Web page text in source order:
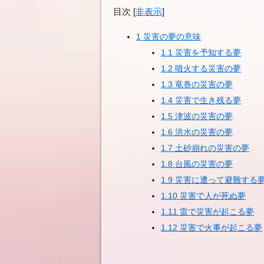
目次 [非表示]
1 災害の夢の意味
1.1 災害を予知する夢
1.2 噴火する災害の夢
1.3 竜巻の災害の夢
1.4 災害で生き残る夢
1.5 津波の災害の夢
1.6 洪水の災害の夢
1.7 土砂崩れの災害の夢
1.8 台風の災害の夢
1.9 災害に遭って避難する
1.10 災害で人が死ぬ夢
1.11 雷で災害が起こる夢
1.12 災害で火事が起こる夢